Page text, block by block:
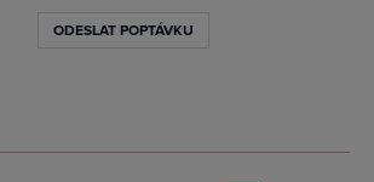
ODESLAT POPTÁVKU
se